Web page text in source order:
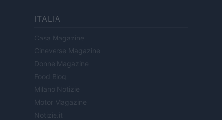
ITALIA
Casa Magazine
Cineverse Magazine
Donne Magazine
Food Blog
Milano Notizie
Motor Magazine
Notizie.it